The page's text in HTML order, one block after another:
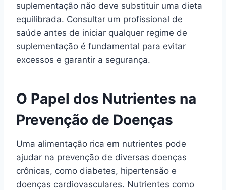
suplementação não deve substituir uma dieta
equilibrada. Consultar um profissional de
saúde antes de iniciar qualquer regime de
suplementação é fundamental para evitar
excessos e garantir a segurança.
O Papel dos Nutrientes na
Prevenção de Doenças
Uma alimentação rica em nutrientes pode
ajudar na prevenção de diversas doenças
crônicas, como diabetes, hipertensão e
doenças cardiovasculares. Nutrientes como